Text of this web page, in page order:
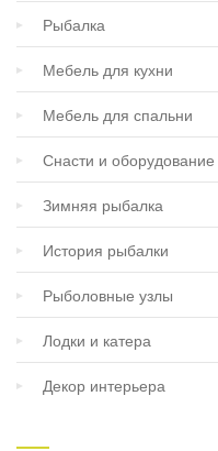
Рыбалка
Мебель для кухни
Мебель для спальни
Снасти и оборудование
Зимняя рыбалка
История рыбалки
Рыболовные узлы
Лодки и катера
Декор интерьера